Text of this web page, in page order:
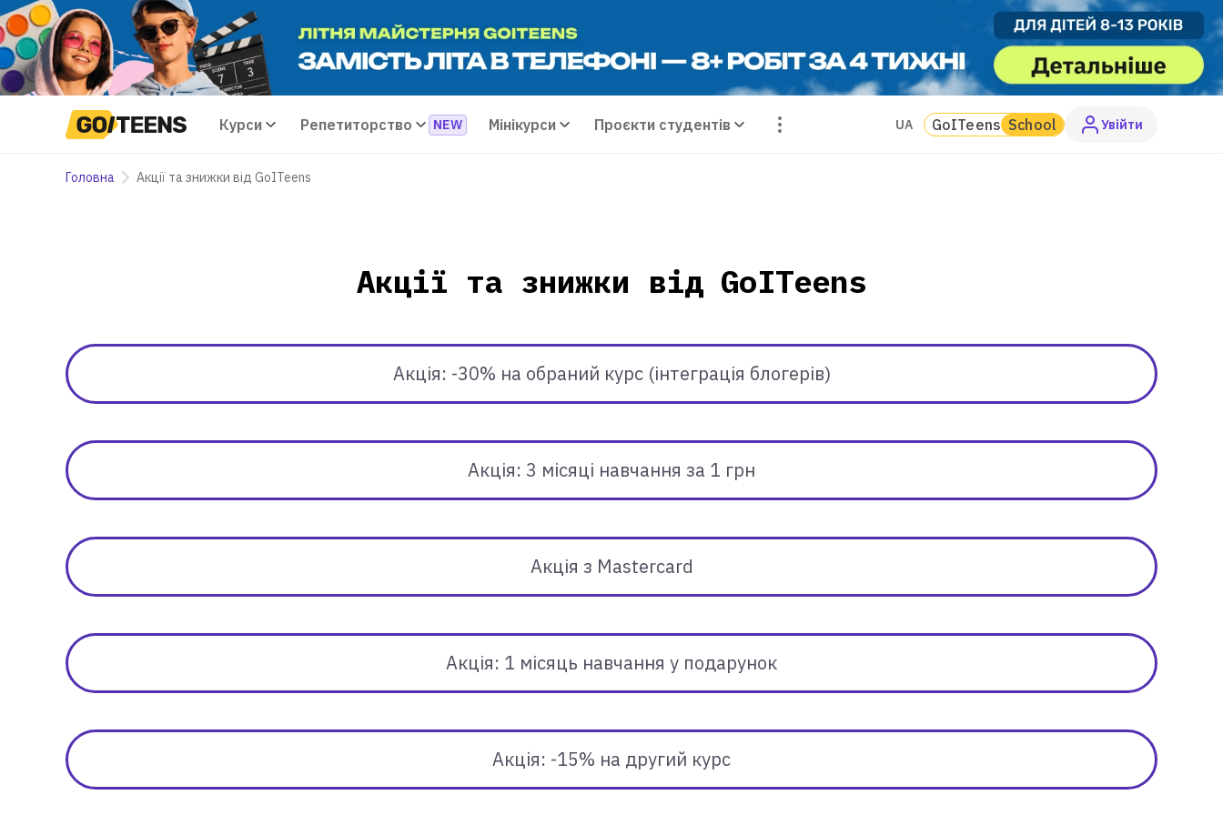
Курси Репетиторство Мінікурси Проєкти студентів UA GoITeens School Увiйти
Головна Акції та знижки від GoITeens
Акції та знижки від GoITeens
Акцiя: -30% на обраний курс (інтеграція блогерів)
Акція: 3 місяці навчання за 1 грн
Акція з Mastercard
Акція: 1 місяць навчання у подарунок
Акція: -15% на другий курс